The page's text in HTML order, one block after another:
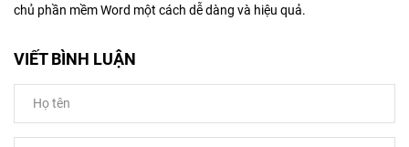
chủ phần mềm Word một cách dễ dàng và hiệu quả.
VIẾT BÌNH LUẬN